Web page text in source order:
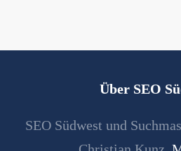
Über SEO
SEO Südwest und